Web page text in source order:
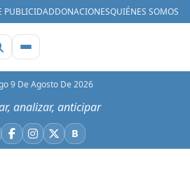
PUBLICIDADDONACIONESQUIÉNES SOMOS
9 De Agosto De 2026
analizar, anticipar
Facebook
Instagram
X BBluesky